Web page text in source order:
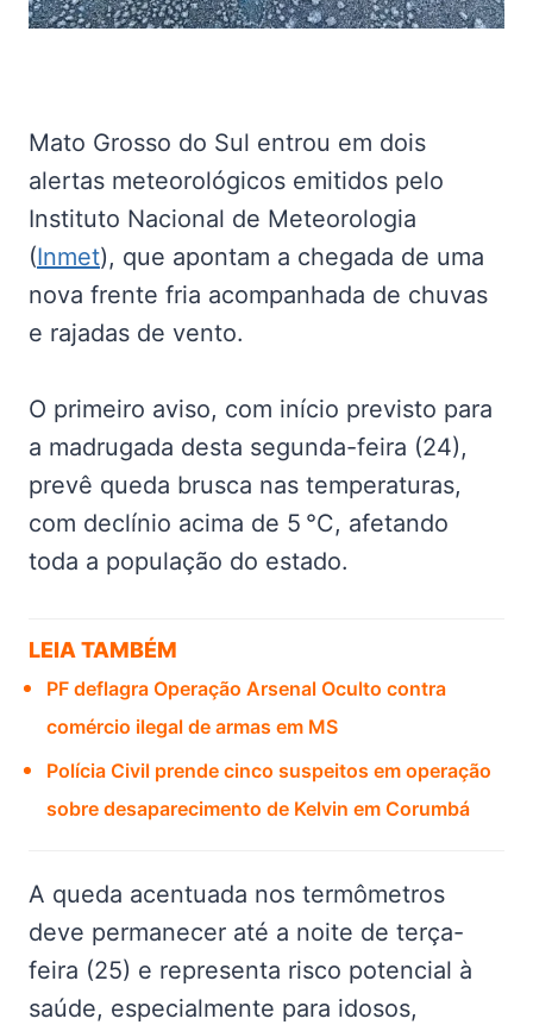
Mato Grosso do Sul entrou em dois
alertas meteorológicos emitidos pelo
Instituto Nacional de Meteorologia
(Inmet), que apontam a chegada de uma
nova frente fria acompanhada de chuvas
e rajadas de vento.
O primeiro aviso, com início previsto para
a madrugada desta segunda-feira (24),
prevê queda brusca nas temperaturas,
com declínio acima de 5 °C, afetando
toda a população do estado.
LEIA TAMBÉM
PF deflagra Operação Arsenal Oculto contra
comércio ilegal de armas em MS
Polícia Civil prende cinco suspeitos em operação
sobre desaparecimento de Kelvin em Corumbá
A queda acentuada nos termômetros
deve permanecer até a noite de terça-
feira (25) e representa risco potencial à
saúde, especialmente para idosos,